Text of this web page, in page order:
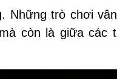
Những trò chơi
còn là giữa các